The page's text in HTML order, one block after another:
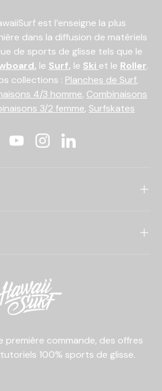
est l’enseigne la plus
dans la diffusion de matériels
de sports de glisse tels que le
, le Surf, le Ski et le Roller.
collections : Planches de Surf,
4/3 homme, Combinaisons
3/2 femme, Surfskates
YouTubeInstagramLinkedIn
première commande, des offres
100% sports de glisse.